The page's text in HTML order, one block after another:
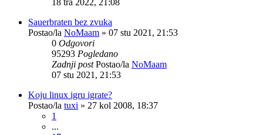
Sauerbraten bez zvuka
Postao/la NoMaam » 07 stu 2021, 21:53
0 Odgovori
95293 Pogledano
Zadnji postPostao/la NoMaam
07 stu 2021, 21:53
Koju linux igru igrate?
Postao/la tuxi » 27 kol 2008, 18:37
1
...